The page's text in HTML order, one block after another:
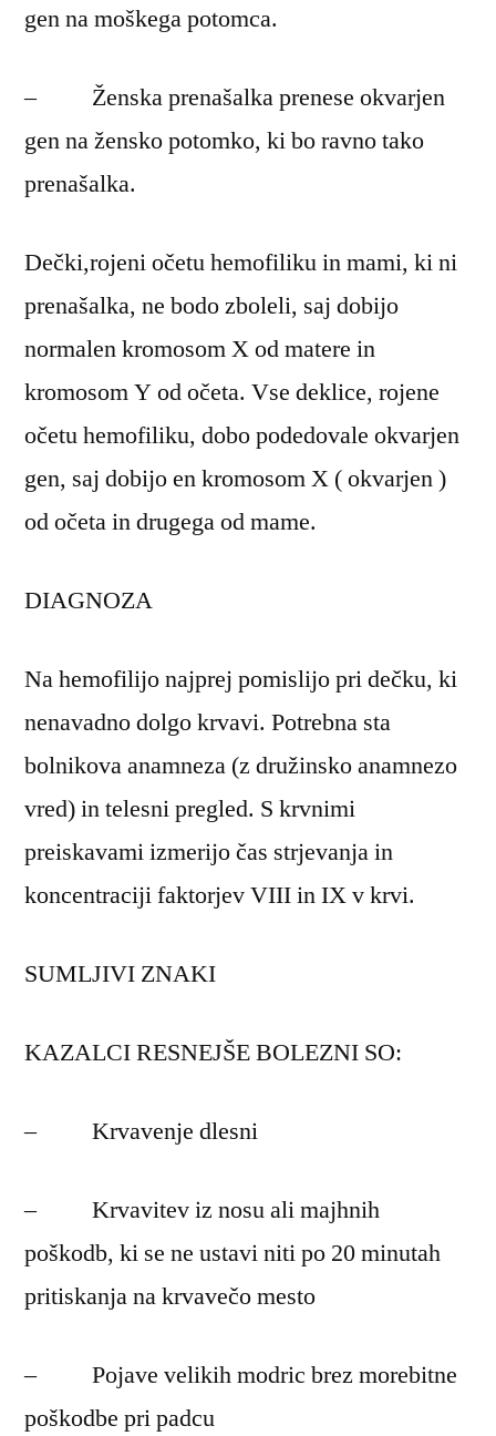
gen na moškega potomca.
– Ženska prenašalka prenese okvarjen
gen na žensko potomko, ki bo ravno tako
prenašalka.
Dečki,rojeni očetu hemofiliku in mami, ki ni
prenašalka, ne bodo zboleli, saj dobijo
normalen kromosom X od matere in
kromosom Y od očeta. Vse deklice, rojene
očetu hemofiliku, dobo podedovale okvarjen
gen, saj dobijo en kromosom X ( okvarjen )
od očeta in drugega od mame.
DIAGNOZA
Na hemofilijo najprej pomislijo pri dečku, ki
nenavadno dolgo krvavi. Potrebna sta
bolnikova anamneza (z družinsko anamnezo
vred) in telesni pregled. S krvnimi
preiskavami izmerijo čas strjevanja in
koncentraciji faktorjev VIII in IX v krvi.
SUMLJIVI ZNAKI
KAZALCI RESNEJŠE BOLEZNI SO:
– Krvavenje dlesni
– Krvavitev iz nosu ali majhnih
poškodb, ki se ne ustavi niti po 20 minutah
pritiskanja na krvavečo mesto
– Pojave velikih modric brez morebitne
poškodbe pri padcu